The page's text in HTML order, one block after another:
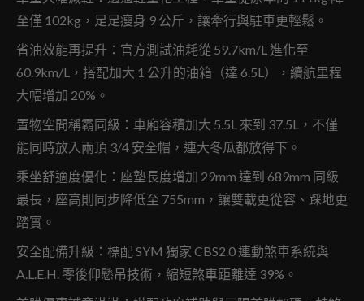
至僅 102kg，足足瘦身 9 公斤，讓牽行與駐車更輕鬆。
省油效能再提升：官方測試油耗從 59.7km/L 進化至
60.9km/L，搭配加大 1 公升的油箱（達 6.5L），續航里程
大幅增加 20%。
置物空間稱霸同級：車廂容積加大 5.5L 來到 37.5L，不僅
能同時放入兩頂 3/4 安全帽，連大冬瓜都放得下。
乘坐舒適度優化：座墊長度增加 29mm 達到 689mm 同級
最長，座高則同步降低至 755mm，讓雙載更從容、踩地更
踏實。
安全配備升級：標配 SYM 獨家 CBS2.0 連動煞車系統與
A.L.E.H. 零後仰懸吊技術，縮短煞車距離達 39%。